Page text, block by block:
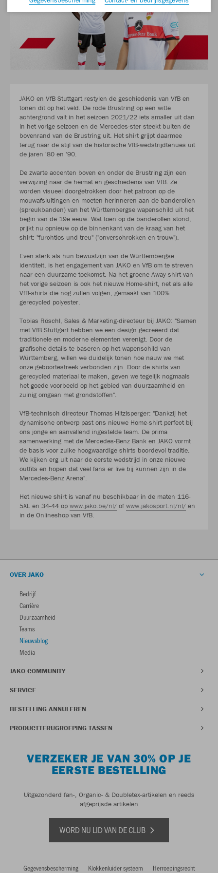
JAKO en VfB Stuttgart restylen de geschiedenis van VfB en
tonen dit op het veld. De rode Brustring op een witte
achtergrond valt in het seizoen 2021/22 iets smaller uit dan
in het vorige seizoen en de Mercedes-ster steekt buiten de
bovenrand van de Brustring uit. Het shirt grijpt daarmee
terug naar de stijl van de historische VfB-wedstrijdtenues uit
de jaren '80 en '90.
De zwarte accenten boven en onder de Brustring zijn een
verwijzing naar de heimat en geschiedenis van VfB. Ze
worden visueel doorgetrokken door het patroon op de
mouwafsluitingen en moeten herinneren aan de banderollen
(spreukbanden) van het Württembergse wapenschild uit het
begin van de 19e eeuw. Wat toen op de banderollen stond,
prijkt nu opnieuw op de binnenkant van de kraag van het
shirt: "furchtlos und treu" ("onverschrokken en trouw").
Even sterk als hun bewustzijn van de Württembergse
identiteit, is het engagement van JAKO en VfB om te streven
naar een duurzame toekomst. Na het groene Away-shirt van
het vorige seizoen is ook het nieuwe Home-shirt, net als alle
VfB-shirts die nog zullen volgen, gemaakt van 100%
gerecycled polyester.
Tobias Röschl, Sales & Marketing-directeur bij JAKO: "Samen
met VfB Stuttgart hebben we een design gecreëerd dat
traditionele en moderne elementen verenigt. Door de
grafische details te baseren op het wapenschild van
Württemberg, willen we duidelijk tonen hoe nauw we met
onze geboortestreek verbonden zijn. Door de shirts van
gerecycled materiaal te maken, geven we tegelijk nogmaals
het goede voorbeeld op het gebied van duurzaamheid en
zuinig omgaan met grondstoffen".
VfB-technisch directeur Thomas Hitzlsperger: "Dankzij het
dynamische ontwerp past ons nieuwe Home-shirt perfect bij
ons jonge en aanvallend ingestelde team. De prima
samenwerking met de Mercedes-Benz Bank en JAKO vormt
de basis voor zulke hoogwaardige shirts boordevol traditie.
We kijken erg uit naar de eerste wedstrijd in onze nieuwe
outfits en hopen dat veel fans er live bij kunnen zijn in de
Mercedes-Benz Arena".
Het nieuwe shirt is vanaf nu beschikbaar in de maten 116-
5XL en 34-44 op www.jako.be/nl/ ofwww.jakosport.nl/nl/ en
in de Onlineshop van VfB.
OVER JAKO
Bedrijf
Carrière
Duurzaamheid
Teams
Nieuwsblog
Media
JAKO COMMUNITY
SERVICE
BESTELLING ANNULEREN
PRODUCTTERUGROEPING TASSEN
VERZEKER JE VAN 30% OP JE
EERSTE BESTELLING
Uitgezonderd fan-, Organic- & Doubletex-artikelen en reeds
afgeprijsde artikelen
WORD NU LID VAN DE CLUB
Gegevensbescherming Klokkenluider systeem Herroepingsrecht